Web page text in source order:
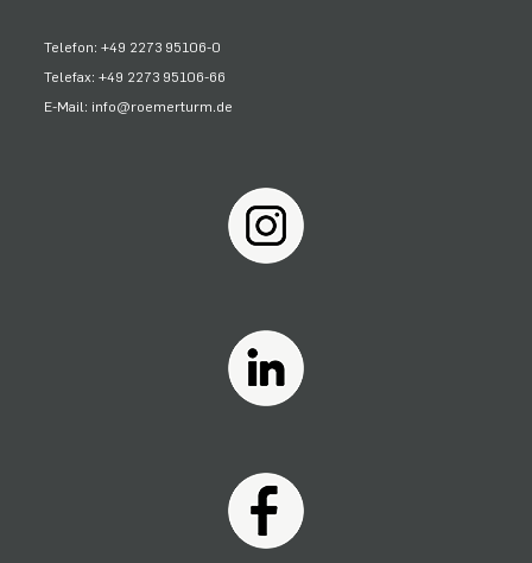
Telefon: +49 2273 95106-0
Telefax: +49 2273 95106-66
E-Mail: info@roemerturm.de